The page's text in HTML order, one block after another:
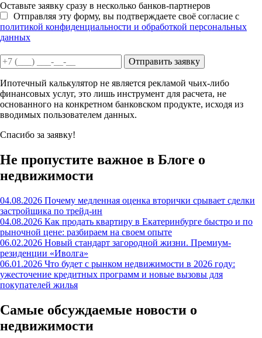
Оставьте заявку сразу в несколько банков-партнеров
Отправляя эту форму, вы подтверждаете своё согласие с
политикой конфиденциальности и обработкой персональных
данных
Отправить заявку
Ипотечный калькулятор не является рекламой чьих-либо
финансовых услуг, это лишь инструмент для расчета, не
основанного на конкретном банковском продукте, исходя из
вводимых пользователем данных.
Спасибо за заявку!
Не пропустите важное в Блоге о
недвижимости
04.08.2026 Почему медленная оценка вторички срывает сделки
застройщика по трейд-ин
04.08.2026 Как продать квартиру в Екатеринбурге быстро и по
рыночной цене: разбираем на своем опыте
06.02.2026 Новый стандарт загородной жизни. Премиум-
резиденции «Иволга»
06.01.2026 Что будет с рынком недвижимости в 2026 году:
ужесточение кредитных программ и новые вызовы для
покупателей жилья
Самые обсуждаемые новости о
недвижимости